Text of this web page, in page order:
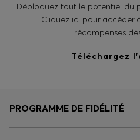
Débloquez tout le potentiel du
Cliquez ici pour accéder
récompenses
Téléchargez
PROGRAMME DE FIDÉLITÉ